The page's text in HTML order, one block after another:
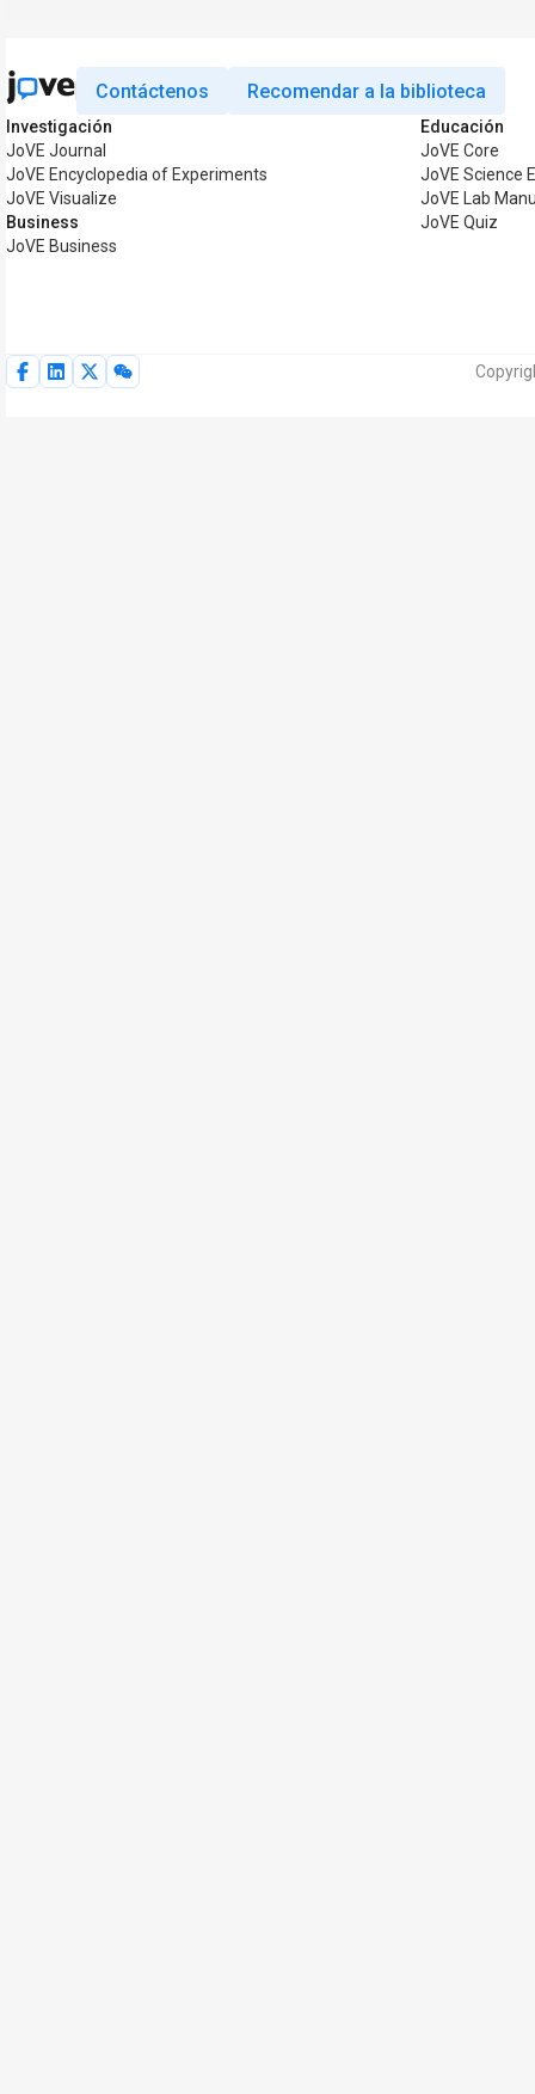
Contáctenos Recomendar a la biblioteca
Investigación
JoVE Journal
JoVE Encyclopedia of Experiments
JoVE Visualize
Business
JoVE Business
Educación
JoVE Core
JoVE Science
JoVE Lab
JoVE Quiz